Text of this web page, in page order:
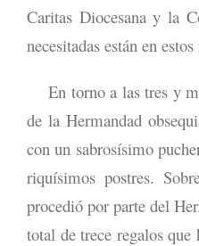
Caritas Diocesana y la
necesitadas están en
En torno a las tres y
de la Hermandad
con un sabrosísimo
riquísimos postres.
procedió por parte del
total de trece regalos que